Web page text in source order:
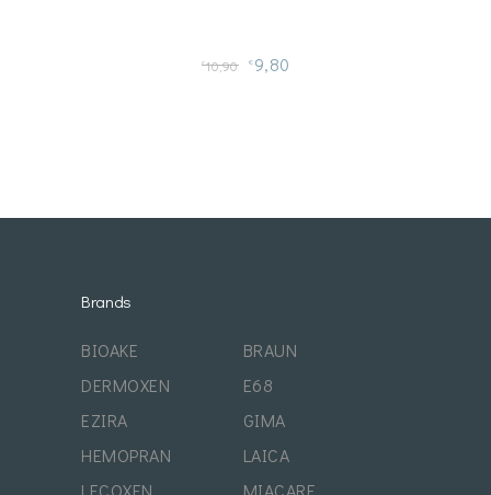
€10,90 € 9,80
Brands
BIOAKE
BRAUN
DERMOXEN
E68
EZIRA
GIMA
HEMOPRAN
LAICA
LECOXEN
MIACARE